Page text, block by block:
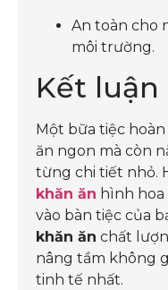
An toàn cho
môi trường.
Kết luận
Một bữa tiệc
ăn ngon mà còn
từng chi tiết nhỏ.
khăn ăn hình
vào bàn tiệc của
khăn ăn chất
nâng tầm không
tinh tế nhất.